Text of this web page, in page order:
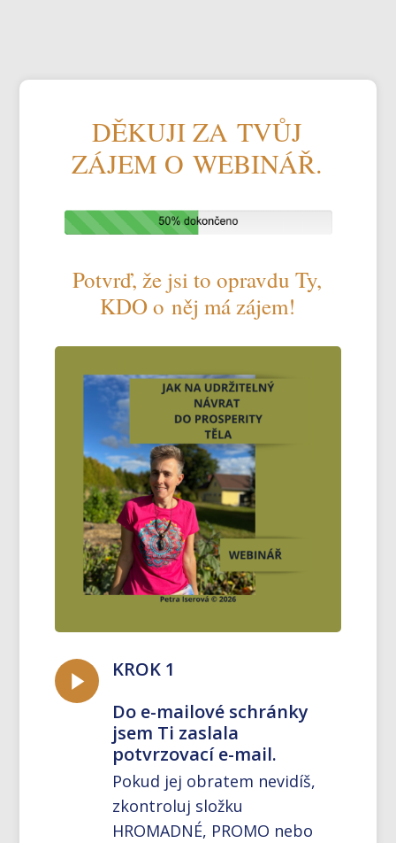
DĚKUJI ZA TVŮJ
ZÁJEM O WEBINÁŘ.
Potvrď, že jsi to opravdu Ty,
KDO o něj má zájem!
KROK 1
Do e-mailové schránky
jsem Ti zaslala
potvrzovací e-mail.
Pokud jej obratem nevidíš,
zkontroluj složku
HROMADNÉ, PROMO nebo